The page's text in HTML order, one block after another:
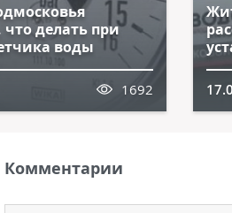
что делать при
воды
1692
Комментарии